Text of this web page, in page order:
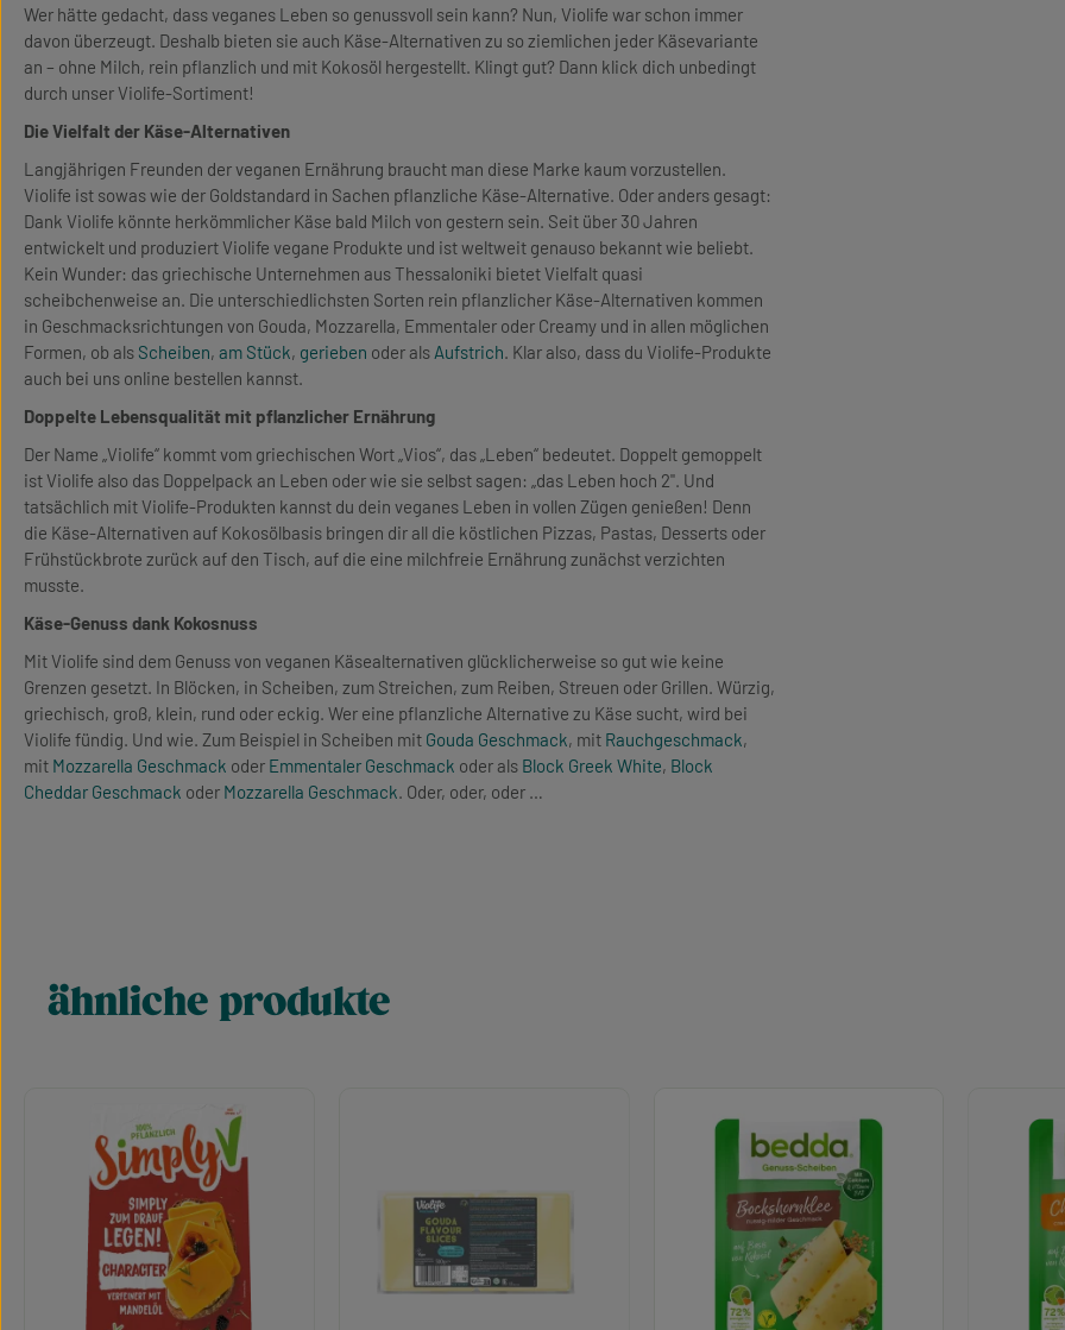
Wer hätte gedacht, dass veganes Leben so genussvoll sein kann? Nun, Violife war schon immer
davon überzeugt. Deshalb bieten sie auch Käse-Alternativen zu so ziemlichen jeder Käsevariante
an – ohne Milch, rein pflanzlich und mit Kokosöl hergestellt. Klingt gut? Dann klick dich unbedingt
durch unser Violife-Sortiment!
Die Vielfalt der Käse-Alternativen
Langjährigen Freunden der veganen Ernährung braucht man diese Marke kaum vorzustellen.
Violife ist sowas wie der Goldstandard in Sachen pflanzliche Käse-Alternative. Oder anders gesagt:
Dank Violife könnte herkömmlicher Käse bald Milch von gestern sein. Seit über 30 Jahren
entwickelt und produziert Violife vegane Produkte und ist weltweit genauso bekannt wie beliebt.
Kein Wunder: das griechische Unternehmen aus Thessaloniki bietet Vielfalt quasi
scheibchenweise an. Die unterschiedlichsten Sorten rein pflanzlicher Käse-Alternativen kommen
in Geschmacksrichtungen von Gouda, Mozzarella, Emmentaler oder Creamy und in allen möglichen
Formen, ob als Scheiben, am Stück, gerieben oder als Aufstrich. Klar also, dass du Violife-Produkte
auch bei uns online bestellen kannst.
Doppelte Lebensqualität mit pflanzlicher Ernährung
Der Name „Violife“ kommt vom griechischen Wort „Vios“, das „Leben“ bedeutet. Doppelt gemoppelt
ist Violife also das Doppelpack an Leben oder wie sie selbst sagen: „das Leben hoch 2". Und
tatsächlich mit Violife-Produkten kannst du dein veganes Leben in vollen Zügen genießen! Denn
die Käse-Alternativen auf Kokosölbasis bringen dir all die köstlichen Pizzas, Pastas, Desserts oder
Frühstückbrote zurück auf den Tisch, auf die eine milchfreie Ernährung zunächst verzichten
musste.
Käse-Genuss dank Kokosnuss
Mit Violife sind dem Genuss von veganen Käsealternativen glücklicherweise so gut wie keine
Grenzen gesetzt. In Blöcken, in Scheiben, zum Streichen, zum Reiben, Streuen oder Grillen. Würzig,
griechisch, groß, klein, rund oder eckig. Wer eine pflanzliche Alternative zu Käse sucht, wird bei
Violife fündig. Und wie. Zum Beispiel in Scheiben mit Gouda Geschmack, mit Rauchgeschmack,
mit Mozzarella Geschmack oder Emmentaler Geschmack oder als Block Greek White, Block
Cheddar Geschmack oder Mozzarella Geschmack. Oder, oder, oder …
ähnliche produkte